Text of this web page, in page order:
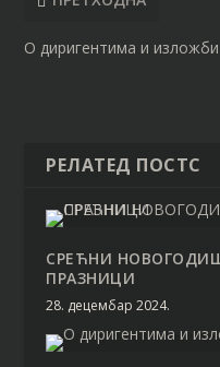
О диригентима и изложби
РЕЛАТЕД ПОСТС
СРЕЋНИ
ПРАЗНИЦИ
28. децембар 2024.